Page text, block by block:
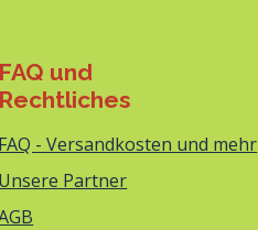
und
- Versandkosten und mehr
Partner